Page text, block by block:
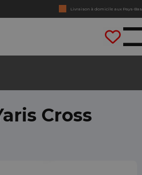
Livraison à domicile aux Pays-Bas
Pas de chiffres annuels requis
Conduisez tout de suite
Cross